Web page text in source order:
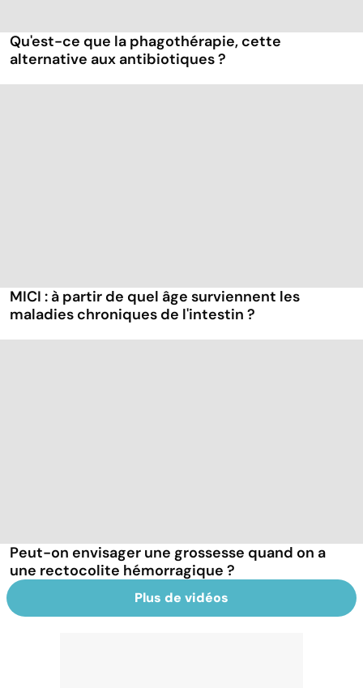
Qu'est-ce que la phagothérapie, cette
alternative aux antibiotiques ?
MICI : à partir de quel âge surviennent les
maladies chroniques de l'intestin ?
Peut-on envisager une grossesse quand on a
une rectocolite hémorragique ?
Plus de vidéos